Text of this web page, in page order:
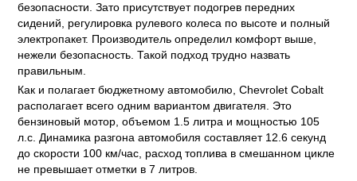
безопасности. Зато присутствует подогрев передних
сидений, регулировка рулевого колеса по высоте и полный
электропакет. Производитель определил комфорт выше,
нежели безопасность. Такой подход трудно назвать
правильным.
Как и полагает бюджетному автомобилю, Chevrolet Cobalt
располагает всего одним вариантом двигателя. Это
бензиновый мотор, объемом 1.5 литра и мощностью 105
л.с. Динамика разгона автомобиля составляет 12.6 секунд
до скорости 100 км/час, расход топлива в смешанном цикле
не превышает отметки в 7 литров.